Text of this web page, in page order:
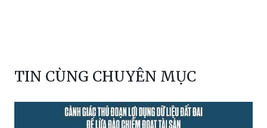
TIN CÙNG CHUYÊN MỤC